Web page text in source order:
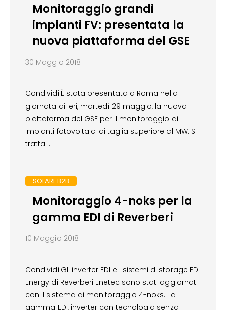
Monitoraggio grandi
impianti FV: presentata la
nuova piattaforma del GSE
30 Maggio 2018
Condividi:È stata presentata a Roma nella
giornata di ieri, martedì 29 maggio, la nuova
piattaforma del GSE per il monitoraggio di
impianti fotovoltaici di taglia superiore al MW. Si
tratta …
SOLAREB2B
Monitoraggio 4-noks per la
gamma EDI di Reverberi
10 Maggio 2018
Condividi:Gli inverter EDI e i sistemi di storage EDI
Energy di Reverberi Enetec sono stati aggiornati
con il sistema di monitoraggio 4-noks. La
gamma EDI, inverter con tecnologia senza